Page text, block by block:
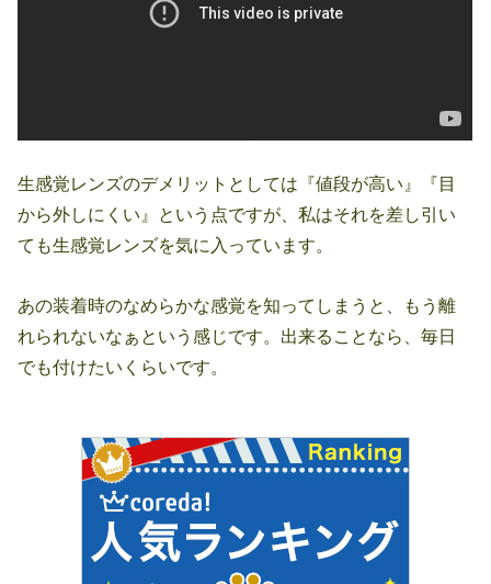
生感覚レンズのデメリットとしては『値段が高い』『目
から外しにくい』という点ですが、私はそれを差し引い
ても生感覚レンズを気に入っています。
あの装着時のなめらかな感覚を知ってしまうと、もう離
れられないなぁという感じです。出来ることなら、毎日
でも付けたいくらいです。